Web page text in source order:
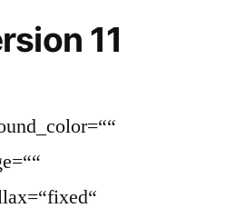
11